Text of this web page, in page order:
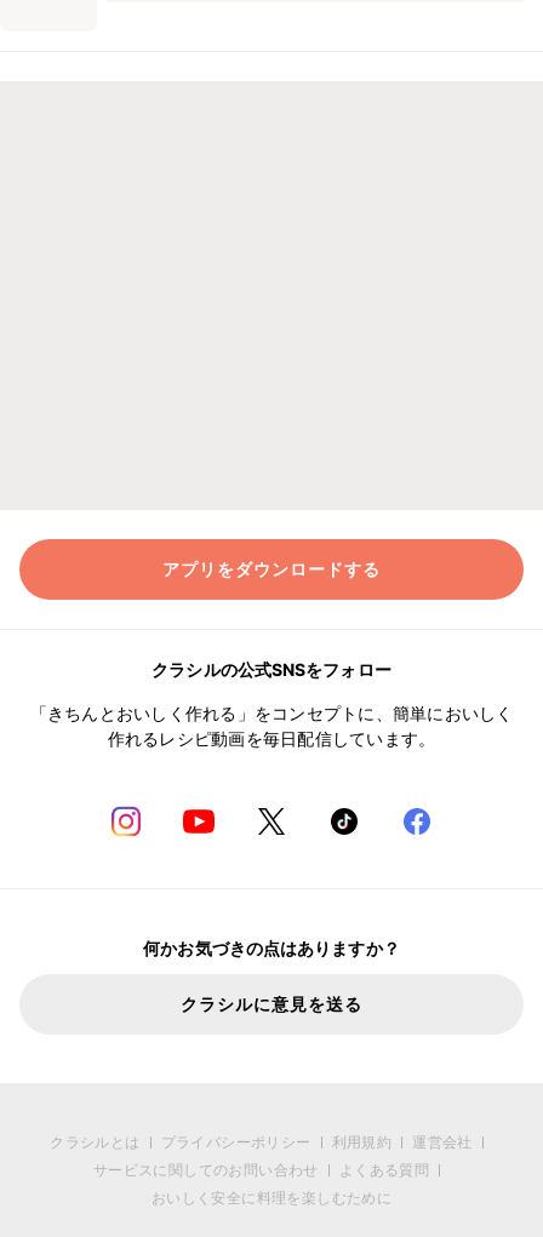
アプリをダウンロードする
クラシルの公式SNSをフォロー
「きちんとおいしく作れる」をコンセプトに、簡単においしく
作れるレシピ動画を毎日配信しています。
何かお気づきの点はありますか？
クラシルに意見を送る
クラシルとは プライバシーポリシー 利用規約
運営会社
サービスに関してのお問い合わせ
よくある質問
おいしく安全に料理を楽しむために